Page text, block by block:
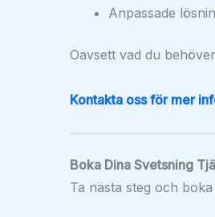
Anpassade
Oavsett vad du
Kontakta oss för mer
Boka Dina Svetsning
Ta nästa steg och